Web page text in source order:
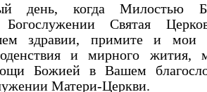
день, когда Милостью
Богослужении Святая
здравии, примите и мои
и мирного жития,
Божией в Вашем
Матери-Церкви.